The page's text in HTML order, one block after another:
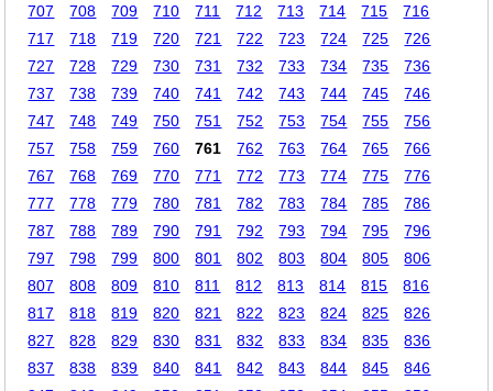
707
708 709 710 711 712 713 714 715
716
717
718 719 720 721 722 723 724 725
726
727
728 729 730 731 732 733 734 735
736
737
738 739 740 741 742 743 744 745
746
747
748 749 750 751 752 753 754 755
756
757
758 759 760 761 762 763 764 765
766
767
768 769 770 771 772 773 774 775
776
777
778 779 780 781 782 783 784 785
786
787
788 789 790 791 792 793 794 795
796
797
798 799 800 801 802 803 804 805
806
807
808 809 810 811 812 813 814 815
816
817
818 819 820 821 822 823 824 825
826
827
828 829 830 831 832 833 834 835
836
837
838 839 840 841 842 843 844 845
846